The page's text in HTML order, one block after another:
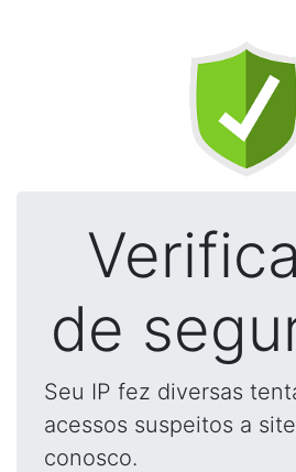
de
Seu IP fez diversas
acessos suspeitos a
conosco.